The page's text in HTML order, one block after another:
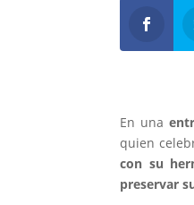
En una
quien
con su
preservar